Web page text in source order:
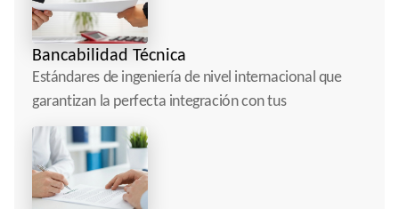
Bancabilidad Técnica
Estándares de ingeniería de nivel internacional que
garantizan la perfecta integración con tus
instalaciones existentes.